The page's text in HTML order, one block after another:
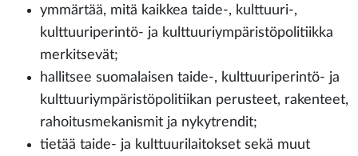
ymmärtää, mitä kaikkea taide-, kulttuuri-,
kulttuuriperintö- ja kulttuuriympäristöpolitiikka
merkitsevät;
hallitsee suomalaisen taide-, kulttuuriperintö- ja
kulttuuriympäristöpolitiikan perusteet, rakenteet,
rahoitusmekanismit ja nykytrendit;
tietää taide- ja kulttuurilaitokset sekä muut